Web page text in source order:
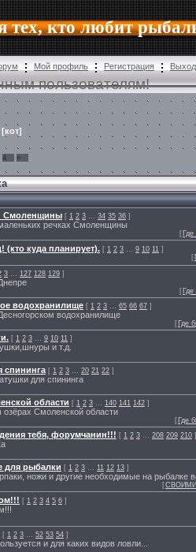
тех, кто любит
Мой профиль Регистрация Выход
пользователям!
4 »
Смоленщины [ 1 2 3 … 34 35 36 ]
речках Смоленщины
[
(кто куда планирует). [ 1 2 3 … 9 10 11 ]
[
3 … 127 128 129 ]
[
водохранилище [ 1 2 3 … 65 66 67 ]
водохранилище
[ Где
[ 1 2 3 … 9 10 11 ]
и т.д.
спининга [ 1 2 3 … 20 21 22 ]
для спининга
области [ 1 2 3 … 140 141 142 ]
озёрах Смоленской области
[ Где
тебя, форумчанин!!! [ 1 2 3 … 208 209 210 ]
для рыбалки [ 1 2 3 … 11 12 13 ]
ножи и другие необходимые на рыбалке
[
[ 1 2 3 4 5 6 ]
[ 1 2 3 … 52 53 54 ]
и для каких видов ловли...